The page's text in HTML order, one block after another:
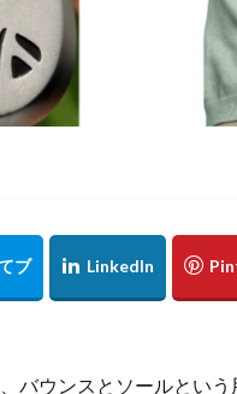
バウンスとソールという